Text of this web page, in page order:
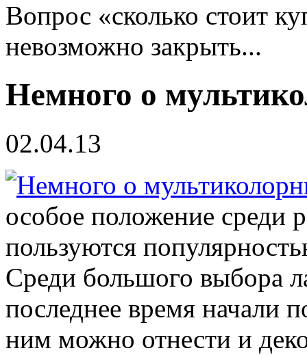
Вопрос «сколько стоит
невозможно закрыть...
Немного о
02.04.13
особое положение среди
пользуются
Среди большого выбора
последнее время начали
ним можно отнести и